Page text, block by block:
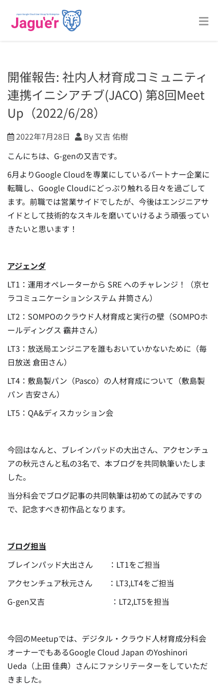
開催報告: 社内人材育成コミュニティ
連携イニシアチブ(JACO) 第8回Meet
Up（2022/6/28）
2022年7月28日
By 又吉 佑樹
こんにちは、G-genの又吉です。
6月よりGoogle Cloudを専業にしているパートナー企業に
転職し、Google Cloudにどっぷり触れる日々を過ごして
ます。 前職では営業サイドでしたが、今後はエンジニアサ
イドとして技術的なスキルを磨いていけるよう頑張ってい
きたいと思います！
アジェンダ
LT1：運用オペレーターから SRE へのチャレンジ！（京セ
ラコミュニケーションシステム 井筒さん）
LT2：SOMPOのクラウド人材育成と実行の壁（SOMPOホ
ールディングス 靍井さん）
LT3：放送局エンジニアを誰もおいていかないために（毎
日放送 倉田さん）
LT4：敷島製パン（Pasco）の人材育成について（敷島製
パン 吉安さん）
LT5：QA&ディスカッション会
今回はなんと、ブレインパッドの大出さん、アクセンチュ
アの秋元さんと私の3名で、本ブログを共同執筆いたしま
した。
当分科会でブログ記事の共同執筆は初めての試みですの
で、記念すべき初作品となります。
ブログ担当
ブレインパッド大出さん ：LT1をご担当
アクセンチュア秋元さん ：LT3,LT4をご担当
G-gen又吉 ：LT2,LT5を担当
今回のMeetupでは、デジタル・クラウド人材育成分科会
オーナーでもあるGoogle Cloud Japan のYoshinori
Ueda（上田 佳典）さんにファシリテーターをしていただ
きました。